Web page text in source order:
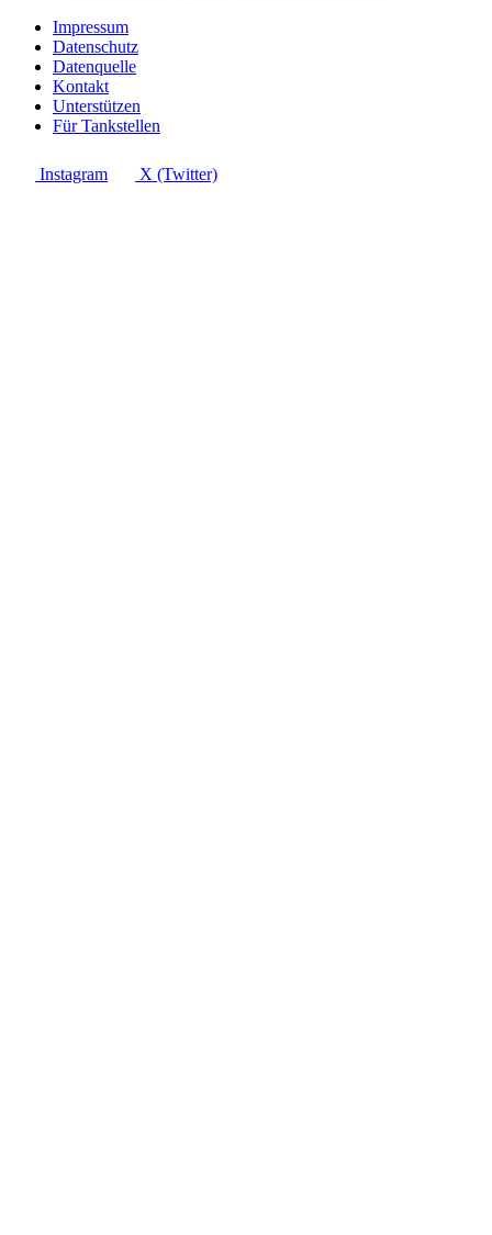
Impressum
Datenschutz
Datenquelle
Kontakt
Unterstützen
Für Tankstellen
Instagram X (Twitter)